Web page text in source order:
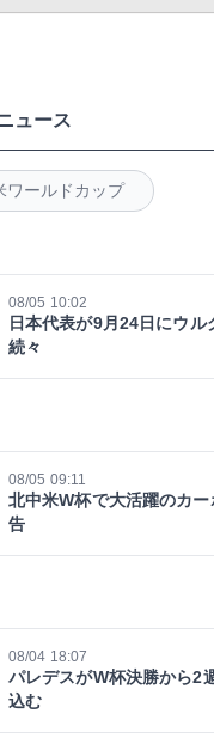
ュース
ワールドカップ
08/05 10:02
日本代表が9月24日にウ
続々
08/05 09:11
北中米W杯で大活躍のカ
告
08/04 18:07
パレデスがW杯決勝から2
込む